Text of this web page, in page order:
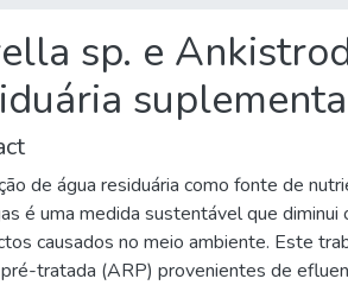
sp. e
de água residuária como fonte de
é uma medida sustentável que diminui
causados no meio ambiente. Este
tratada (ARP) provenientes de